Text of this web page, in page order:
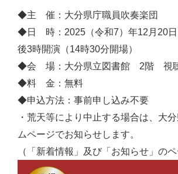
◆主 催：大分県庁職員吹奏楽団
◆日 時：2025（令和7）年12月20
後3時開演（14時30分開場）
◆会 場：大分県立図書館 2階 視
◆料 金：無料
◆申込方法：事前申し込み不要
・荒天等により中止する場合は、大
ムページでお知らせします。
（「新着情報」及び「お知らせ」のペ